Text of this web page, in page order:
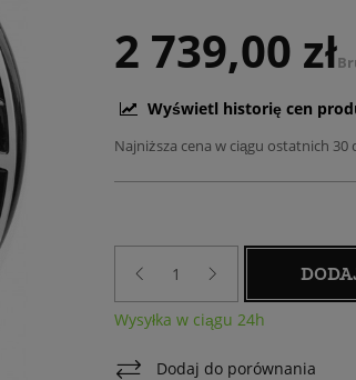
2 739,00 zł
Wyświetl historię cen
Najniższa cena w ciągu ostatnich 30
Wysyłka w ciągu 24h
Dodaj do porównania